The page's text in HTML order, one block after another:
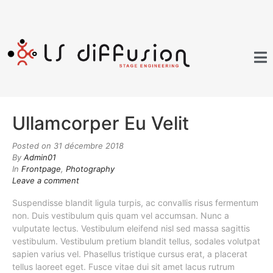
Posted on 31 décembre 2018
By Admin01
In Frontpage, Photography
Leave a comment
Ullamcorper Eu Velit
Suspendisse blandit ligula turpis, ac convallis risus fermentum
non. Duis vestibulum quis quam vel accumsan. Nunc a
vulputate lectus. Vestibulum eleifend nisl sed massa sagittis
vestibulum. Vestibulum pretium blandit tellus, sodales volutpat
sapien varius vel. Phasellus tristique cursus erat, a placerat
tellus laoreet eget. Fusce vitae dui sit amet lacus rutrum